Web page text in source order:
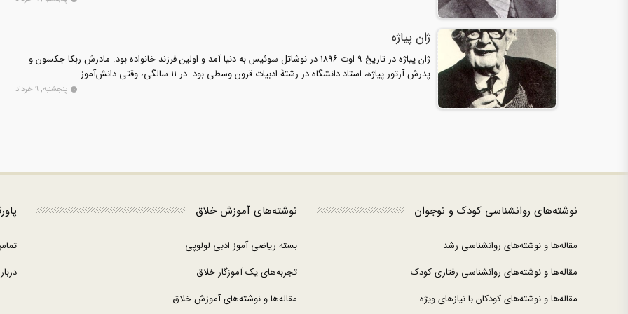
ژان پیاژه
ژان پیاژه در تاریخ ۹ اوت ۱۸۹۶ در نوشاتل سوئیس به دنیا آمد و اولین فرزند خانواده بود. مادرش ربکا جکسون و
پدرش آرتور پیاژه، استاد دانشگاه در رشتهٔ ادبیات قرون وسطی بود. در ۱۱ سالگی، وقتی دانش‌آموز…
پنجشنبه, ۹ خرداد
نوشته‌های روانشناسی کودک و نوجوان
مقاله‌ها و نوشته‌های روانشناسی رشد
مقاله‌ها و نوشته‌های روانشناسی رفتاری کودک
مقاله‌ها و نوشته‌های کودکان با نیازهای ویژه
نوشته‌های آموزش خلاق
بسته ریاضی آموز ادبی لولوپی
تجربه‌های یک آموزگار خلاق
مقاله‌ها و نوشته‌های آموزش خلاق